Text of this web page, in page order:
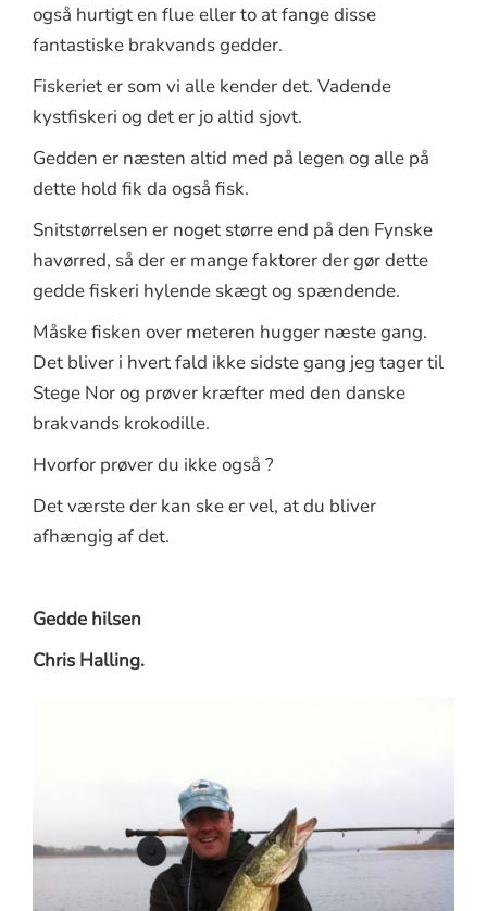
også hurtigt en flue eller to at fange disse
fantastiske brakvands gedder.
Fiskeriet er som vi alle kender det. Vadende
kystfiskeri og det er jo altid sjovt.
Gedden er næsten altid med på legen og alle på
dette hold fik da også fisk.
Snitstørrelsen er noget større end på den Fynske
havørred, så der er mange faktorer der gør dette
gedde fiskeri hylende skægt og spændende.
Måske fisken over meteren hugger næste gang.
Det bliver i hvert fald ikke sidste gang jeg tager til
Stege Nor og prøver kræfter med den danske
brakvands krokodille.
Hvorfor prøver du ikke også ?
Det værste der kan ske er vel, at du bliver
afhængig af det.
Gedde hilsen
Chris Halling.